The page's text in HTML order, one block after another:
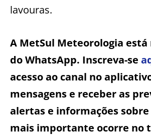
lavouras.
A MetSul Meteorologia está
do WhatsApp. Inscreva-se
acesso ao canal no
mensagens e receber as
alertas e informações sobre
mais importante ocorre no